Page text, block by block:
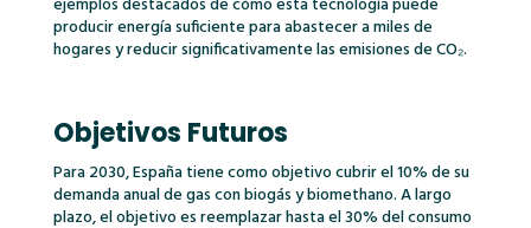
producir energía suficiente para abastecer a miles de
hogares y reducir significativamente las emisiones de CO₂.
Objetivos Futuros
Para 2030, España tiene como objetivo cubrir el 10% de su
demanda anual de gas con biogás y biomethano. A largo
plazo, el objetivo es reemplazar hasta el 30% del consumo